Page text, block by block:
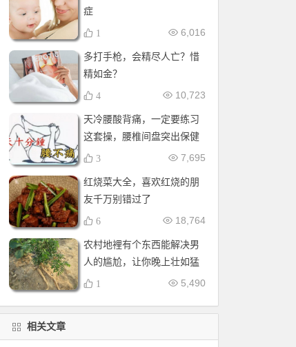
症
6,016
1
多打手枪，会精尽人亡？惜
精如金？
10,723
4
天冷腰酸背痛，一定要练习
这套操，腰椎间盘突出保健
操，全套收好！每天十分钟
7,695
3
红烧菜大全，喜欢红烧的朋
友千万别错过了
18,764
6
农村地裡有个东西能解决男
人的尴尬，让你晚上壮如猛
牛床受不了
5,490
1
相关文章